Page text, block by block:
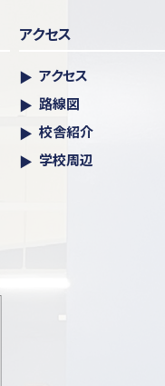
アクセス
アクセス
路線図
校舎紹介
学校周辺